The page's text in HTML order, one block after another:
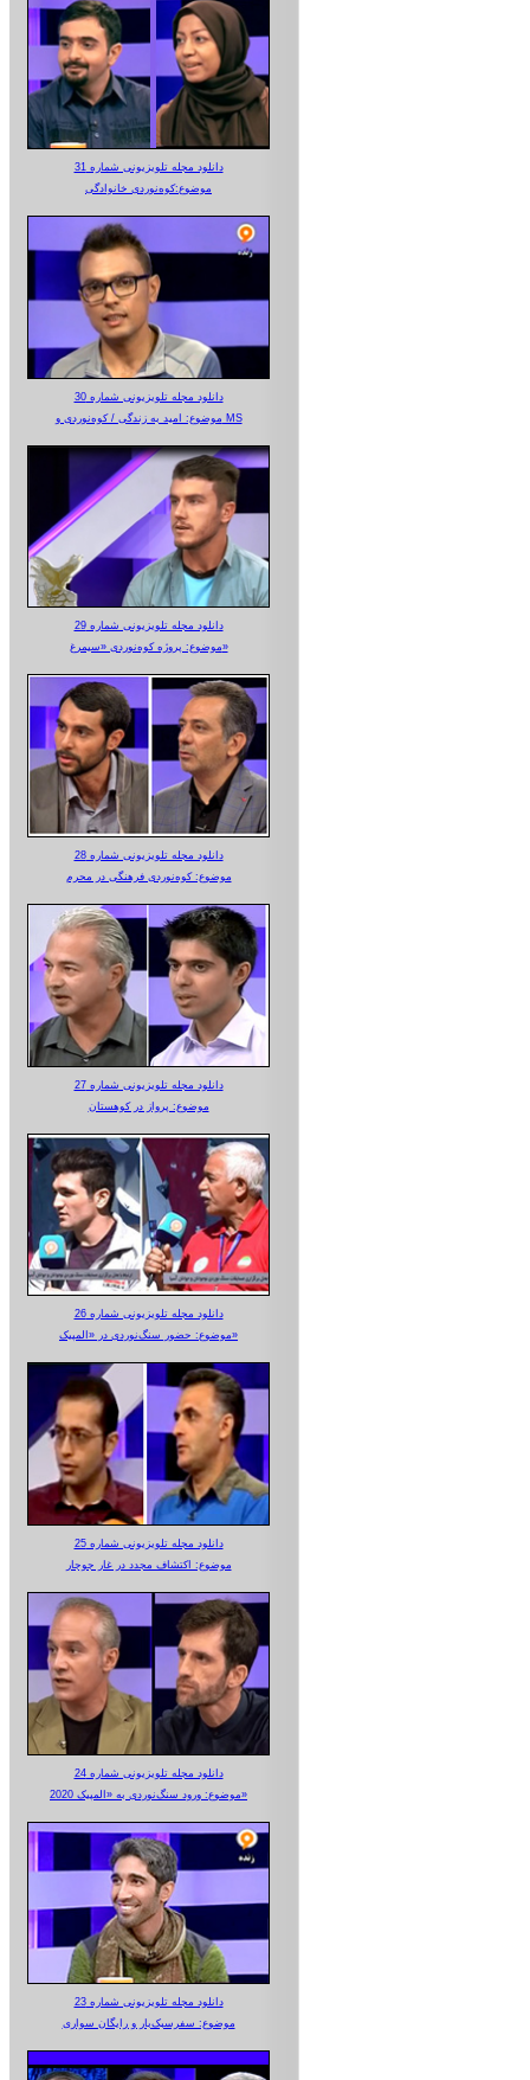
دانلود مجله تلویزیونی شماره 31
موضوع:کوه‌نوردی خانوادگی
دانلود مجله تلویزیونی شماره 30
موضوع: امید به زندگی / کوه‌نوردی و MS
دانلود مجله تلویزیونی شماره 29
موضوع: پروژه کوه‌نوردی «سیمرغ»
دانلود مجله تلویزیونی شماره 28
موضوع: کوه‌نوردی فرهنگی در محرم
دانلود مجله تلویزیونی شماره 27
موضوع: پرواز در کوهستان
دانلود مجله تلویزیونی شماره 26
موضوع: حضور سنگ‌نوردی در «المپیک»
دانلود مجله تلویزیونی شماره 25
موضوع: اکتشاف مجدد در غار جوجار
دانلود مجله تلویزیونی شماره 24
موضوع: ورود سنگ‌نوردی به «المپیک 2020»
دانلود مجله تلویزیونی شماره 23
موضوع: سفرسبک‌بار و رایگان سواری